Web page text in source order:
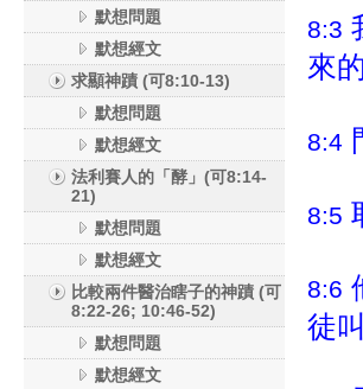
默想問題
默想經文
求顯神蹟 (可8:10-13)
默想問題
默想經文
法利賽人的「酵」(可8:14-
21)
默想問題
默想經文
比較兩件醫治瞎子的神蹟 (可
8:22-26; 10:46-52)
默想問題
默想經文
8:3
來的
8:4
8:5
8:6
徒